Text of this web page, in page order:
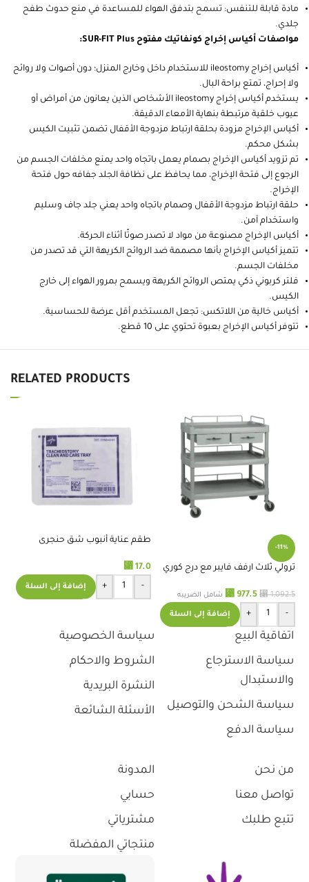
مادة قابلة للتنفس: تسمح بتدفق الهواء للمساعدة في منع حدوث طفح
جلدي.
مواصفات أكياس إخراج كونفاتيك مفتوح SUR-FIT Plus:
أكياس إخراج ileostomy للاستخدام داخل وخارج المنزل؛ دون أصوات ولا روائح
ولا إحراج، تمتع براحة البال.
يستخدم أكياس إخراج ileostomy الأشخاص الذين يعانون من أمراض أو
عيوب خلقية مرتبطة بنهاية الأمعاء الدقيقة.
أكياس الإخراج مزودة بحلقة ارتباط مزدوجة الأقفال تضمن تثبيت الكيس
بشكل محكم.
تم تزويد أكياس الإخراج بصمام يعمل باتجاه واحد يمنع مخلفات الجسم من
الرجوع إلى فتحة الإخراج، مما يحافظ على نظافة الجلد جفافه حول فتحة
الإخراج.
حلقة ارتباط مزدوجة الأقفال وصمام باتجاه واحد يعني جلد جاف وسليم
واستخدام آمن.
أكياس الإخراج مصنوعة من مواد لا تصدر صوتًا أثناء الحركة.
تتميز أكياس الإخراج بأنها مصممة ضد الروائح الكريهة التي قد تصدر من
مخلفات الجسم.
فلتر كربوني ذكي يمتص الروائح الكريهة ويسمح بمرور الهواء إلى خارج
الكيس.
أكياس خالية من اللاتكس: تجعل المستخدم أقل عرضة للحساسية.
تتوفر أكياس الإخراج بعبوة تحتوي على 10 قطع.
RELATED PRODUCTS
-11%
ترولي ثلاث ارفف فايبر مع درج كوري
⃁1,092.5
⃁ 977.5 شامل الضريبه
-
+ إضافة إلى السلة
طقم عناية أنبوب شق حنجرى
⃁ 17.0
-
+ إضافة إلى السلة
اتفاقية البيع
سياسة الاسترجاع
والاستبدال
سياسة الشحن والتوصيل
سياسة الدفع
سياسة الخصوصية
الشروط والاحكام
النشرة البريدية
الأسئلة الشائعة
من نحن
تواصل معنا
تتبع طلبك
المدونة
حسابي
مشترياتي
منتجاتي المفضلة